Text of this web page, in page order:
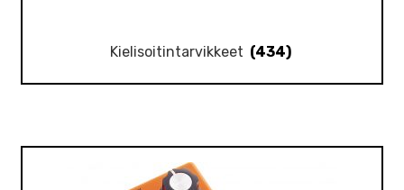
Kielisoitintarvikkeet (434)